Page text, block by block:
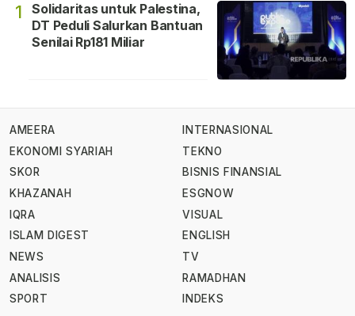
1
Solidaritas untuk Palestina,
DT Peduli Salurkan Bantuan
Senilai Rp181 Miliar
AMEERA
EKONOMI SYARIAH
SKOR
KHAZANAH
IQRA
ISLAM DIGEST
NEWS
ANALISIS
SPORT
INTERNASIONAL
TEKNO
BISNIS FINANSIAL
ESGNOW
VISUAL
ENGLISH
TV
RAMADHAN
INDEKS